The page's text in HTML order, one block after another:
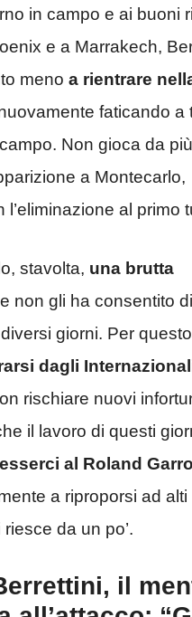
in campo e ai buoni
e a Marrakech,
meno a rientrare
faticando a
Non gioca da
a Montecarlo,
l’eliminazione al primo
stavolta, una brutta
non gli ha consentito di
giorni. Per
dagli
rischiare nuovi
il lavoro di questi
al Roland
a riproporsi ad alti
da un po’.
il